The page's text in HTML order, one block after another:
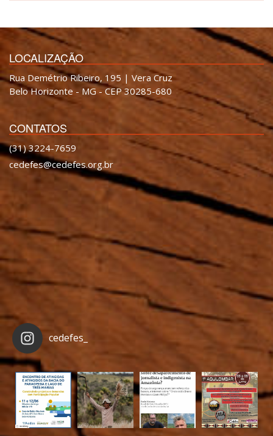
LOCALIZAÇÃO
Rua Demétrio Ribeiro, 195 | Vera Cruz
Belo Horizonte - MG - CEP 30285-680
CONTATOS
(31) 3224-7659
cedefes@cedefes.org.br
cedefes_